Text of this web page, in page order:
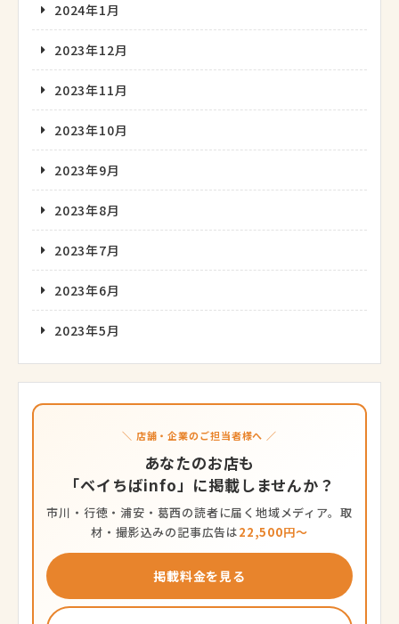
2024年1月
2023年12月
2023年11月
2023年10月
2023年9月
2023年8月
2023年7月
2023年6月
2023年5月
＼ 店舗・企業のご担当者様へ ／
あなたのお店も
「ベイちばinfo」に掲載しませんか？
市川・行徳・浦安・葛西の読者に届く地域メディア。取
材・撮影込みの記事広告は22,500円〜
掲載料金を見る